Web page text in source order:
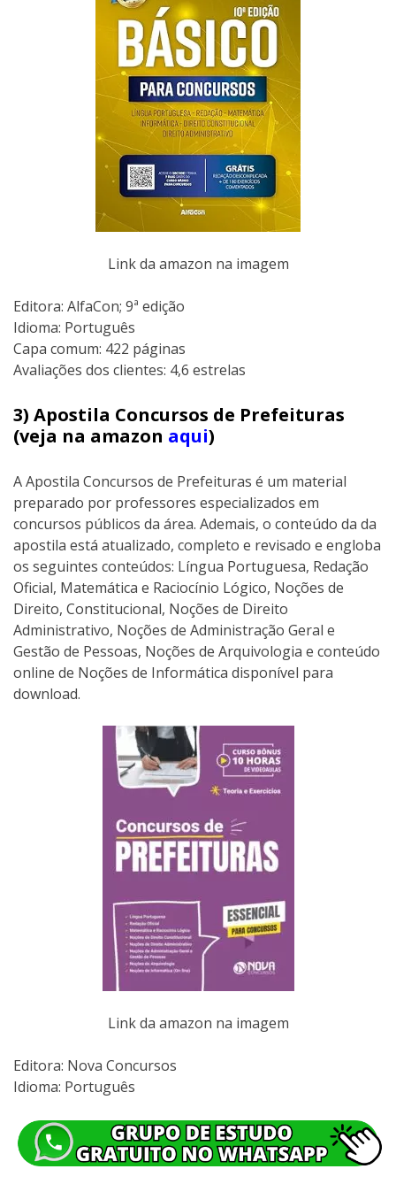
Link da amazon na imagem
Editora: AlfaCon; 9ª edição
Idioma: Português
Capa comum: 422 páginas
Avaliações dos clientes: 4,6 estrelas
3) Apostila Concursos de Prefeituras
(veja na amazon aqui)
A Apostila Concursos de Prefeituras é um material
preparado por professores especializados em
concursos públicos da área. Ademais, o conteúdo da da
apostila está atualizado, completo e revisado e engloba
os seguintes conteúdos: Língua Portuguesa, Redação
Oficial, Matemática e Raciocínio Lógico, Noções de
Direito, Constitucional, Noções de Direito
Administrativo, Noções de Administração Geral e
Gestão de Pessoas, Noções de Arquivologia e conteúdo
online de Noções de Informática disponível para
download.
Link da amazon na imagem
Editora:‎ Nova Concursos
Idioma: Português